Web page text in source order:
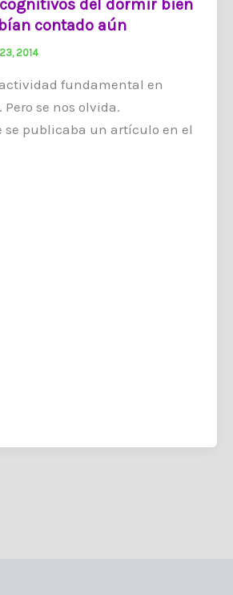
del dormir bien
contado aún
2014
fundamental en
se nos olvida.
se publicaba un artículo en el